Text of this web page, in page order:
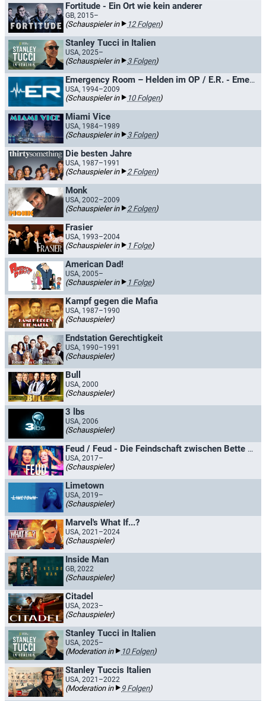
Fortitude - Ein Ort wie kein anderer
GB, 2015–
(Schauspieler in 12 Folgen)
Stanley Tucci in Italien
USA, 2025–
(Schauspieler in 3 Folgen)
Emergency Room – Helden im OP / E.R. - Emergency Room
USA, 1994–2009
(Schauspieler in 10 Folgen)
Miami Vice
USA, 1984–1989
(Schauspieler in 3 Folgen)
Die besten Jahre
USA, 1987–1991
(Schauspieler in 2 Folgen)
Monk
USA, 2002–2009
(Schauspieler in 2 Folgen)
Frasier
USA, 1993–2004
(Schauspieler in 1 Folge)
American Dad!
USA, 2005–
(Schauspieler in 1 Folge)
Kampf gegen die Mafia
USA, 1987–1990
(Schauspieler)
Endstation Gerechtigkeit
USA, 1990–1991
(Schauspieler)
Bull
USA, 2000
(Schauspieler)
3 lbs
USA, 2006
(Schauspieler)
Feud / Feud - Die Feindschaft zwischen Bette und Joan
USA, 2017–
(Schauspieler)
Limetown
USA, 2019–
(Schauspieler)
Marvel's What If...?
USA, 2021–2024
(Schauspieler)
Inside Man
GB, 2022
(Schauspieler)
Citadel
USA, 2023–
(Schauspieler)
Stanley Tucci in Italien
USA, 2025–
(Moderation in 10 Folgen)
Stanley Tuccis Italien
USA, 2021–2022
(Moderation in 9 Folgen)